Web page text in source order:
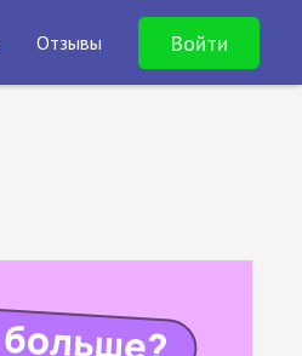
Отзывы Войти